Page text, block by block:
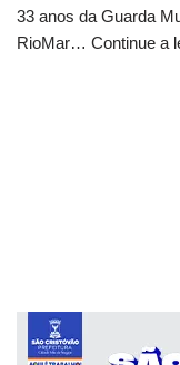
33 anos da Guarda
RioMar… Continue a